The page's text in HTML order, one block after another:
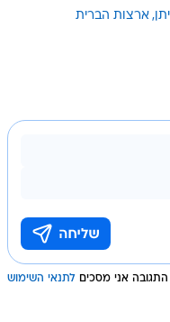
ארצות הברית
אני מסכים לתנאי השימוש